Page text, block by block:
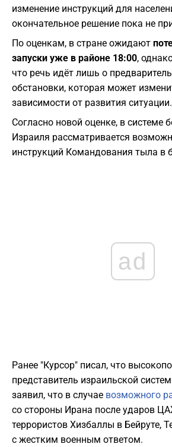
изменение инструкций для
окончательное решение пока не
По оценкам, в стране ожидают
запуски уже в районе 18:00,
что речь идёт лишь о
обстановки, которая может
зависимости от развития ситуации.
Согласно новой оценке, в системе
Израиля рассматривается
инструкций Командования тыла в
ad
Ранее "Курсор" писал, что
представитель израильской
заявил, что в случае возможного
со стороны Ирана после ударов
террористов Хизбаллы в Бейруте,
с жестким военным ответом.